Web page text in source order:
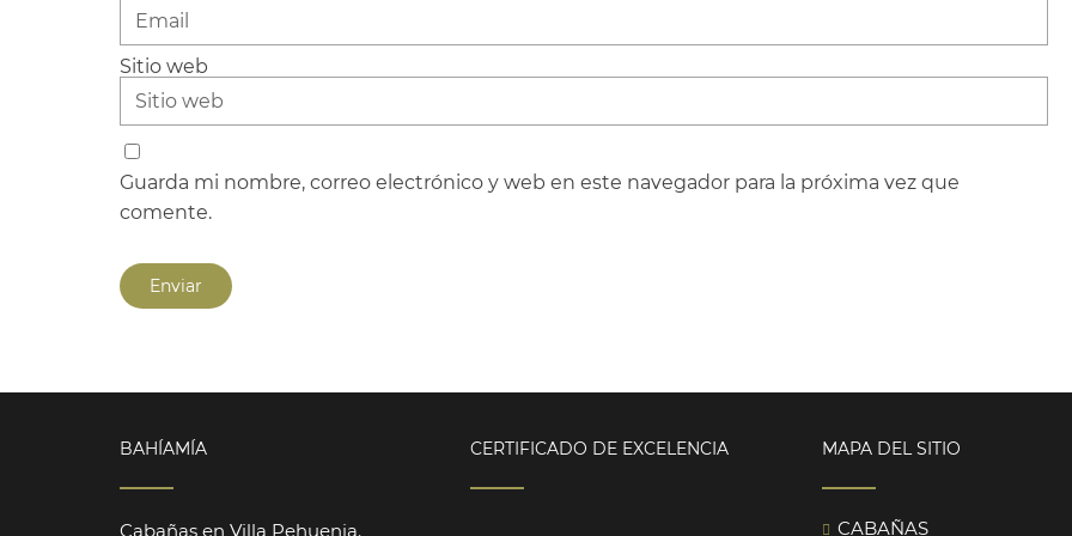
Sitio web
Guarda mi nombre, correo electrónico y web en este navegador para la próxima vez que
comente.
BAHÍAMÍA
Cabañas en Villa Pehuenia.
CERTIFICADO DE EXCELENCIA MAPA DEL SITIO
CABAÑAS